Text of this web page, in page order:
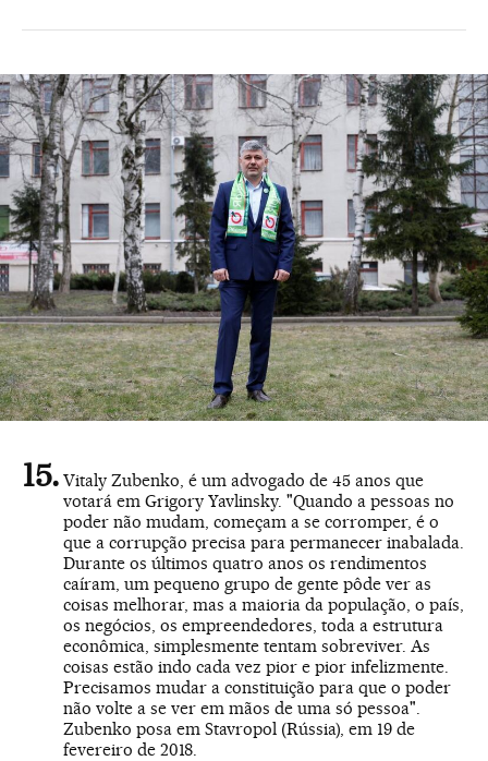
Vitaly Zubenko, é um advogado de 45 anos que
votará em Grigory Yavlinsky. "Quando a pessoas no
poder não mudam, começam a se corromper, é o
que a corrupção precisa para permanecer inabalada.
Durante os últimos quatro anos os rendimentos
caíram, um pequeno grupo de gente pôde ver as
coisas melhorar, mas a maioria da população, o país,
os negócios, os empreendedores, toda a estrutura
econômica, simplesmente tentam sobreviver. As
coisas estão indo cada vez pior e pior infelizmente.
Precisamos mudar a constituição para que o poder
não volte a se ver em mãos de uma só pessoa".
Zubenko posa em Stavropol (Rússia), em 19 de
fevereiro de 2018.